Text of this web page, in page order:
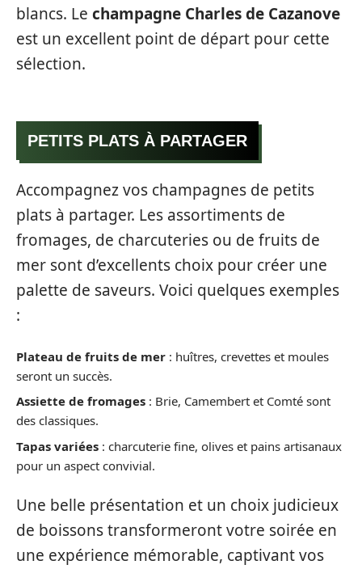
blancs. Le champagne Charles de Cazanove
est un excellent point de départ pour cette
sélection.
PETITS PLATS À PARTAGER
Accompagnez vos champagnes de petits
plats à partager. Les assortiments de
fromages, de charcuteries ou de fruits de
mer sont d’excellents choix pour créer une
palette de saveurs. Voici quelques exemples
:
Plateau de fruits de mer : huîtres, crevettes et moules
seront un succès.
Assiette de fromages : Brie, Camembert et Comté sont
des classiques.
Tapas variées : charcuterie fine, olives et pains artisanaux
pour un aspect convivial.
Une belle présentation et un choix judicieux
de boissons transformeront votre soirée en
une expérience mémorable, captivant vos